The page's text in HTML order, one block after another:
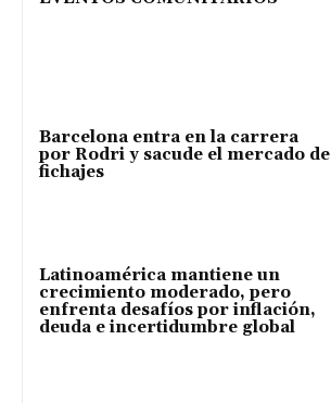
Barcelona entra en la carrera
por Rodri y sacude el mercado de
fichajes
Latinoamérica mantiene un
crecimiento moderado, pero
enfrenta desafíos por inflación,
deuda e incertidumbre global